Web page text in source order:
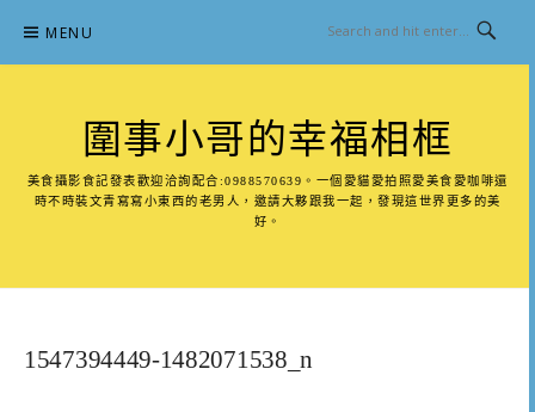
content
MENU
圍事小哥的幸福相框
美食攝影食記發表歡迎洽詢配合:0988570639。一個愛貓愛拍照愛美食愛咖啡還
時不時裝文青寫寫小東西的老男人，邀請大夥跟我一起，發現這世界更多的美
好。
1547394449-1482071538_n